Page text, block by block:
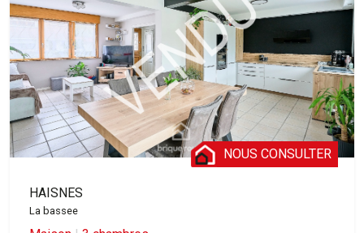
NOUS CONSULTER
HAISNES
La bassee